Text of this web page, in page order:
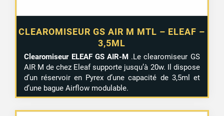
CLEAROMISEUR GS AIR M MTL – ELEAF –
3,5ML
Clearomiseur ELEAF GS AIR-M .Le clearomiseur GS
AIR M de chez Eleaf supporte jusqu’à 20w. Il dispose
d’un réservoir en Pyrex d’une capacité de 3,5ml et
d’une bague Airflow modulable.